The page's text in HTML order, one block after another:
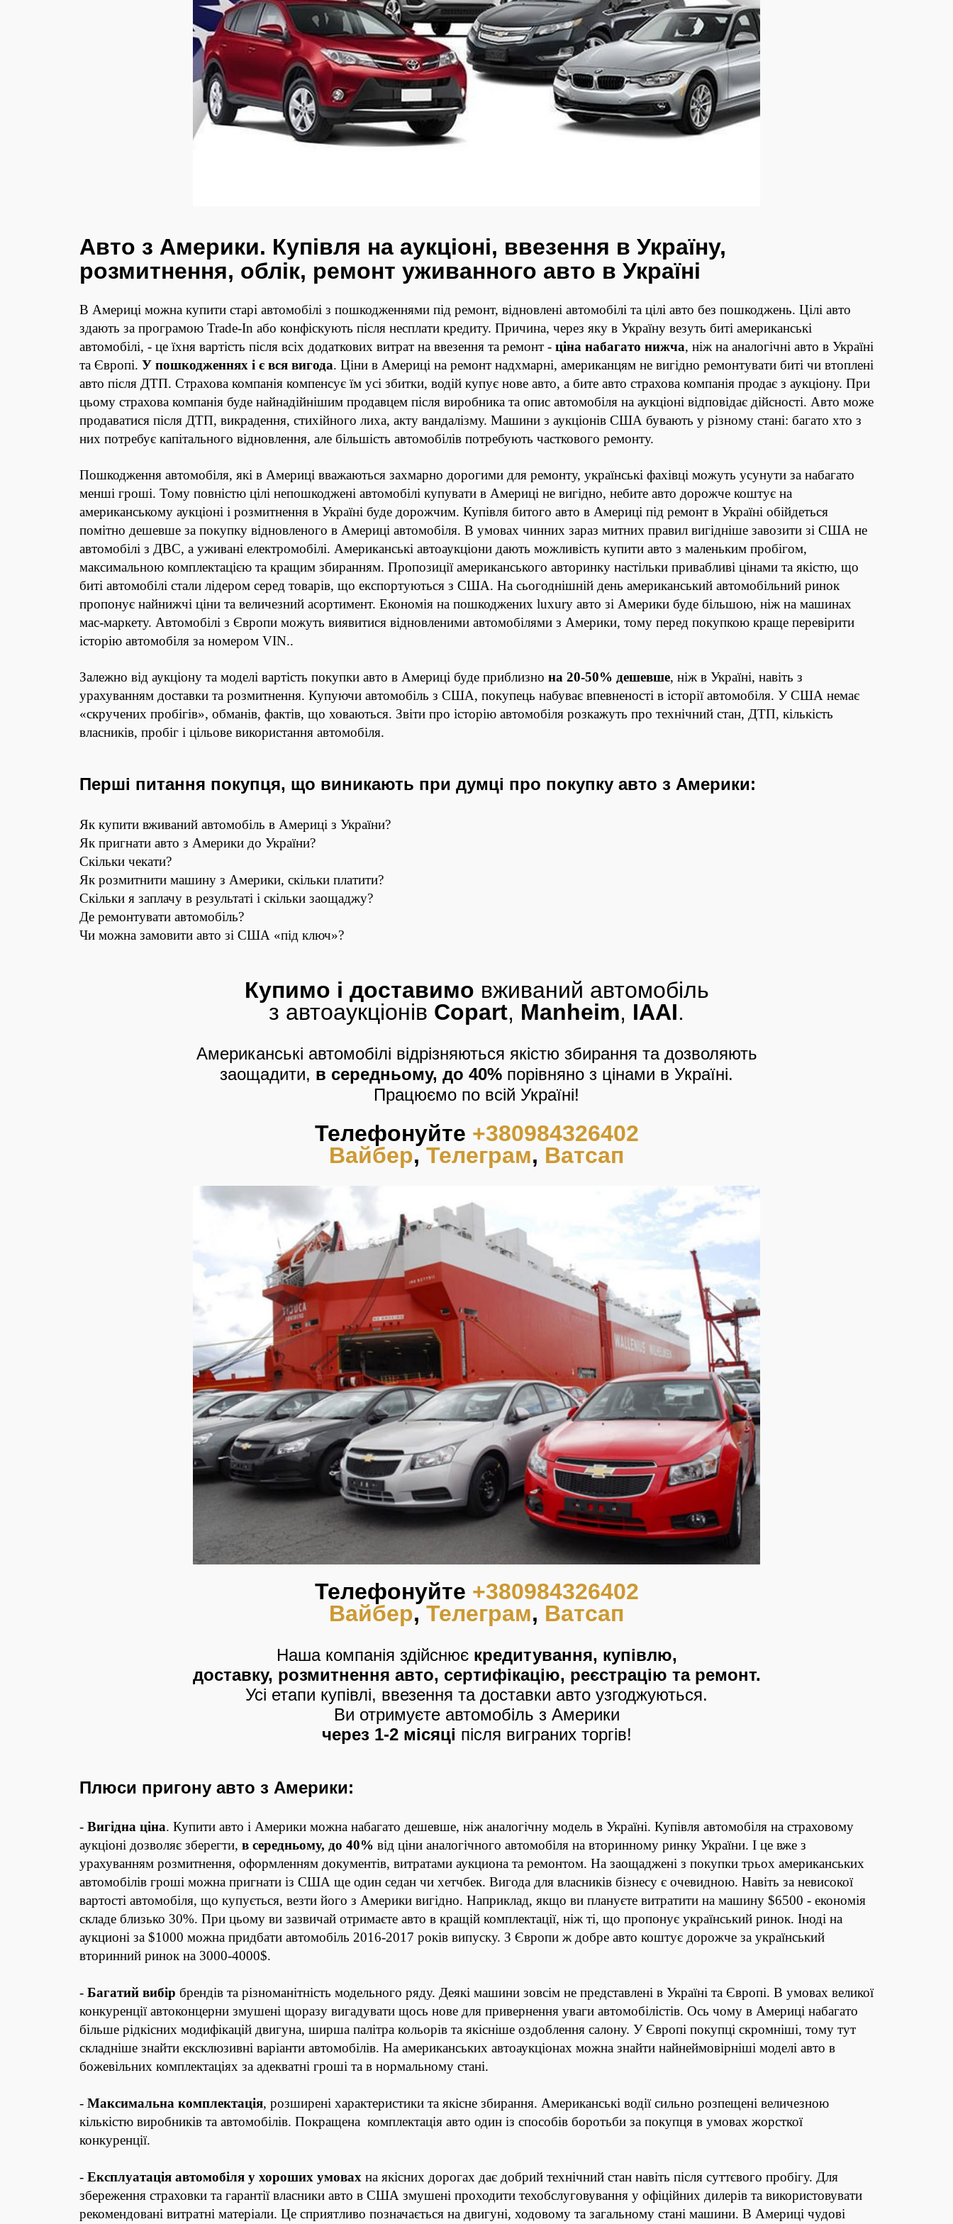
Авто з Америки. Купівля на аукціоні, ввезення в Україну,
розмитнення, облік, ремонт уживанного авто в Україні
В Америці можна купити старі автомобілі з пошкодженнями під ремонт, відновлені автомобілі та цілі авто без пошкоджень. Цілі авто
здають за програмою Trade-In або конфіскують після несплати кредиту. Причина, через яку в Україну везуть биті американські
автомобілі, - це їхня вартість після всіх додаткових витрат на ввезення та ремонт - ціна набагато нижча, ніж на аналогічні авто в Україні
та Європі. У пошкодженнях і є вся вигода. Ціни в Америці на ремонт надхмарні, американцям не вигідно ремонтувати биті чи втоплені
авто після ДТП. Страхова компанія компенсує їм усі збитки, водій купує нове авто, а бите авто страхова компанія продає з аукціону. При
цьому страхова компанія буде найнадійнішим продавцем після виробника та опис автомобіля на аукціоні відповідає дійсності. Авто може
продаватися після ДТП, викрадення, стихійного лиха, акту вандалізму. Машини з аукціонів США бувають у різному стані: багато хто з
них потребує капітального відновлення, але більшість автомобілів потребують часткового ремонту.
Пошкодження автомобіля, які в Америці вважаються захмарно дорогими для ремонту, українські фахівці можуть усунути за набагато
менші гроші. Тому повністю цілі непошкоджені автомобілі купувати в Америці не вигідно, небите авто дорожче коштує на
американському аукціоні і розмитнення в Україні буде дорожчим. Купівля битого авто в Америці під ремонт в Україні обійдеться
помітно дешевше за покупку відновленого в Америці автомобіля. В умовах чинних зараз митних правил вигідніше завозити зі США не
автомобілі з ДВС, а уживані електромобілі. Американські автоаукціони дають можливість купити авто з маленьким пробігом,
максимальною комплектацією та кращим збиранням. Пропозиції американського авторинку настільки привабливі цінами та якістю, що
биті автомобілі стали лідером серед товарів, що експортуються з США. На сьогоднішній день американський автомобільний ринок
пропонує найнижчі ціни та величезний асортимент. Економія на пошкоджених luxury авто зі Америки буде більшою, ніж на машинах
мас-маркету. Автомобілі з Європи можуть виявитися відновленими автомобілями з Америки, тому перед покупкою краще перевірити
історію автомобіля за номером VIN..
Залежно від аукціону та моделі вартість покупки авто в Америці буде приблизно на 20-50% дешевше, ніж в Україні, навіть з
урахуванням доставки та розмитнення. Купуючи автомобіль з США, покупець набуває впевненості в історії автомобіля. У США немає
«скручених пробігів», обманів, фактів, що ховаються. Звіти про історію автомобіля розкажуть про технічний стан, ДТП, кількість
власників, пробіг і цільове використання автомобіля.
Перші питання покупця, що виникають при думці про покупку авто з Америки:
Як купити вживаний автомобіль в Америці з України?
Як пригнати авто з Америки до України?
Скільки чекати?
Як розмитнити машину з Америки, скільки платити?
Скільки я заплачу в результаті і скільки заощаджу?
Де ремонтувати автомобіль?
Чи можна замовити авто зі США «під ключ»?
Купимо і доставимо вживаний автомобіль
з автоаукціонів Copart, Manheim, IAAI.
Американські автомобілі відрізняються якістю збирання та дозволяють
заощадити, в середньому, до 40% порівняно з цінами в Україні.
Працюємо по всій Україні!
Телефонуйте +380984326402
Вайбер, Телеграм, Ватсап
Телефонуйте +380984326402
Вайбер, Телеграм, Ватсап
Наша компанія здійснює кредитування, купівлю,
доставку, розмитнення авто, сертифікацію, реєстрацію та ремонт.
Усі етапи купівлі, ввезення та доставки авто узгоджуються.
Ви отримуєте автомобіль з Америки
через 1-2 місяці після виграних торгів!
Плюси пригону авто з Америки:
- Вигідна ціна. Купити авто і Америки можна набагато дешевше, ніж аналогічну модель в Україні. Купівля автомобіля на страховому
аукціоні дозволяє зберегти, в середньому, до 40% від ціни аналогічного автомобіля на вторинному ринку України. І це вже з
урахуванням розмитнення, оформленням документів, витратами аукциона та ремонтом. На заощаджені з покупки трьох американських
автомобілів гроші можна пригнати із США ще один седан чи хетчбек. Вигода для власників бізнесу є очевидною. Навіть за невисокої
вартості автомобіля, що купується, везти його з Америки вигідно. Наприклад, якщо ви плануєте витратити на машину $6500 - економія
складе близько 30%. При цьому ви зазвичай отримаєте авто в кращій комплектації, ніж ті, що пропонує український ринок. Іноді на
аукционі за $1000 можна придбати автомобіль 2016-2017 років випуску. З Європи ж добре авто коштує дорожче за український
вторинний ринок на 3000-4000$.
- Багатий вибір брендів та різноманітність модельного ряду. Деякі машини зовсім не представлені в Україні та Європі. В умовах великої
конкуренції автоконцерни змушені щоразу вигадувати щось нове для привернення уваги автомобілістів. Ось чому в Америці набагато
більше рідкісних модифікацій двигуна, ширша палітра кольорів та якісніше оздоблення салону. У Європі покупці скромніші, тому тут
складніше знайти ексклюзивні варіанти автомобілів. На американських автоаукціонах можна знайти найнеймовірніші моделі авто в
божевільних комплектаціях за адекватні гроші та в нормальному стані.
- Максимальна комплектація, розширені характеристики та якісне збирання. Американські водії сильно розпещені величезною
кількістю виробників та автомобілів. Покращена комплектація авто один із способів боротьби за покупця в умовах жорсткої
конкуренції.
- Експлуатація автомобіля у хороших умовах на якісних дорогах дає добрий технічний стан навіть після суттєвого пробігу. Для
збереження страховки та гарантії власники авто в США змушені проходити техобслуговування у офіційних дилерів та використовувати
рекомендовані витратні матеріали. Це сприятливо позначається на двигуні, ходовому та загальному стані машини. В Америці чудові